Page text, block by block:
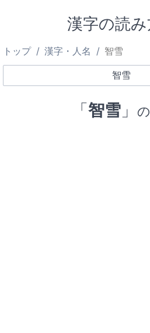
漢字の読み
トップ 漢字・人名 智雪
「智雪 」